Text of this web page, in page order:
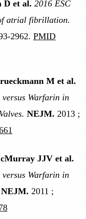
D et al. 2016 ESC
atrial fibrillation.
2962. PMID
M et al.
Warfarin in
NEJM. 2013 ;
JJV et al.
Warfarin in
NEJM. 2011 ;